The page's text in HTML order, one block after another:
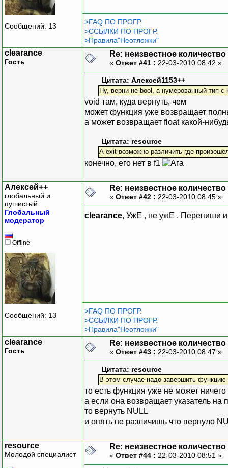
Сообщений: 13
>FAQ ПО ПРОГР.
>ССЫЛКИ ПО ПРОГР.
>Правила"Неотложки"
clearance
Гость
Re: неизвестное
« Ответ #41 : 22-03-2010 08:42 »
Цитата: Алексей1153++
Ну, верни не bool, а нумерованный тип с
void там, куда вернуть, чем
может функция уже возвращает
а может возвращает float какой-
Цитата: resource
А exit возможно различить где
конечно, его нет в f1
Алексей++
глобальный и
пушистый
Глобальный
модератор
Offline
Сообщений: 13
Re: неизвестное
« Ответ #42 : 22-03-2010 08:45 »
clearance, УжЕ , не ужЕ . Перепиши и
>FAQ ПО ПРОГР.
>ССЫЛКИ ПО ПРОГР.
>Правила"Неотложки"
clearance
Гость
Re: неизвестное
« Ответ #43 : 22-03-2010 08:47 »
Цитата: resource
В этом случае надо завершить
то есть функция уже не может
а если она возвращает указатель на
то вернуть NULL
и опять не различишь что вернуло
resource
Молодой специалист
Re: неизвестное
« Ответ #44 : 22-03-2010 08:51 »